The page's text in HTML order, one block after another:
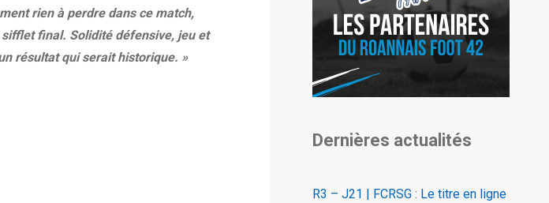
rien à perdre dans ce match,
sifflet final. Solidité défensive, jeu et
résultat qui serait historique. »
Dernières actualités
R3 – J21 | FCRSG : Le titre en ligne